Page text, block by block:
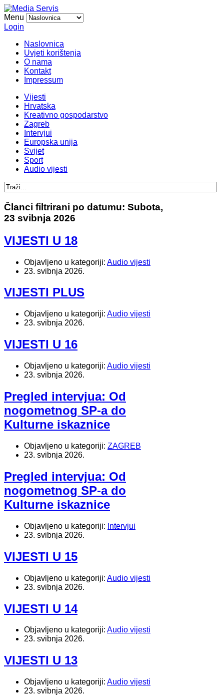
Menu
Login
Naslovnica
Uvjeti korištenja
O nama
Kontakt
Impressum
Vijesti
Hrvatska
Kreativno gospodarstvo
Zagreb
Intervjui
Europska unija
Svijet
Sport
Audio vijesti
Članci filtrirani po datumu: Subota,
23 svibnja 2026
VIJESTI U 18
Objavljeno u kategoriji: Audio vijesti
23. svibnja 2026.
VIJESTI PLUS
Objavljeno u kategoriji: Audio vijesti
23. svibnja 2026.
VIJESTI U 16
Objavljeno u kategoriji: Audio vijesti
23. svibnja 2026.
Pregled intervjua: Od
nogometnog SP-a do
Kulturne iskaznice
Objavljeno u kategoriji: ZAGREB
23. svibnja 2026.
Pregled intervjua: Od
nogometnog SP-a do
Kulturne iskaznice
Objavljeno u kategoriji: Intervjui
23. svibnja 2026.
VIJESTI U 15
Objavljeno u kategoriji: Audio vijesti
23. svibnja 2026.
VIJESTI U 14
Objavljeno u kategoriji: Audio vijesti
23. svibnja 2026.
VIJESTI U 13
Objavljeno u kategoriji: Audio vijesti
23. svibnja 2026.